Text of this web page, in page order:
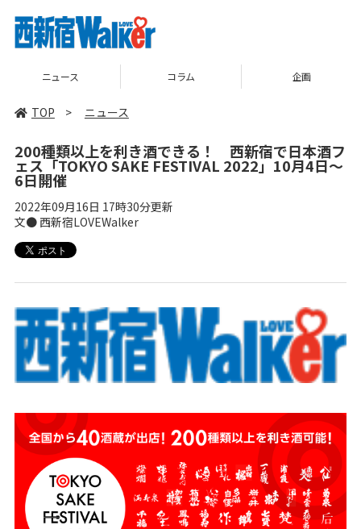
コラム 企画 TOP
TOP > ニュース
200種類以上を利き酒できる！ 西新宿で日本酒フ
ェス「TOKYO SAKE FESTIVAL 2022」10月4日～
6日開催
2022年09月16日 17時30分更新
文● 西新宿LOVEWalker